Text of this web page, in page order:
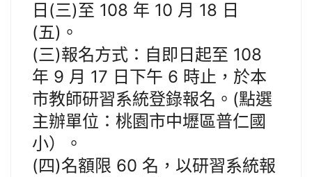
日(三)至 108 年 10 月 18 日
(五)。
(三)報名方式：自即日起至 108
年 9 月 17 日下午 6 時止，於本
市教師研習系統登錄報名。(點選
主辦單位：桃園市中壢區普仁國
小）。
(四)名額限 60 名，以研習系統報